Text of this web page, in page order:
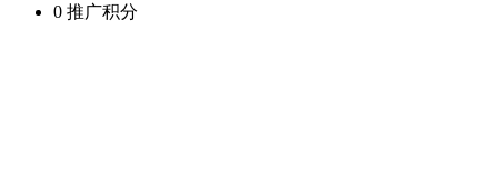
0 推广积分